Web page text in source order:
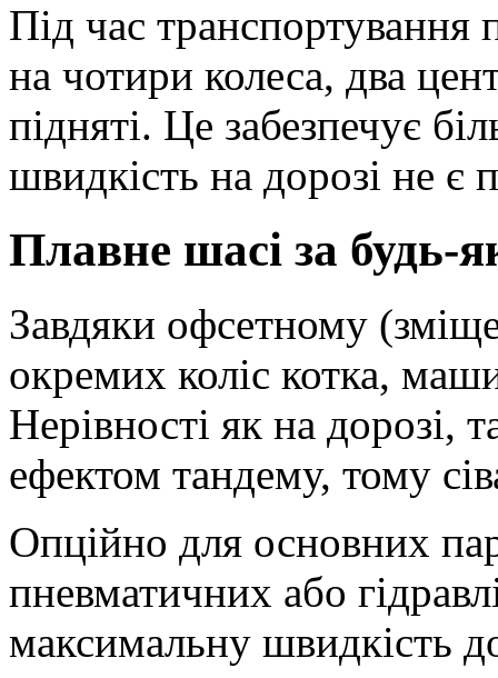
Під час транспортування
на чотири колеса, два
підняті. Це забезпечує
швидкість на дорозі не є
Плавне шасі за будь-
Завдяки офсетному
окремих коліс котка,
Нерівності як на дорозі,
ефектом тандему, тому
Опційно для основних
пневматичних або
максимальну швидкість